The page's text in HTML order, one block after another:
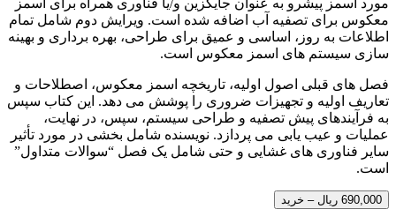
مورد اسمز پیشرو به عنوان جایگزین و/یا فناوری همراه برای اسمز
معکوس برای تصفیه آب اضافه شده است. ویرایش دوم شامل تمام
اطلاعات به روز، اساسی و عمیق برای طراحی، بهره برداری و بهینه
سازی سیستم های اسمز معکوس است.
فصل های قبلی اصول اولیه، تاریخچه اسمز معکوس، اصطلاحات و
تعاریف اولیه و تجهیزات ضروری را پوشش می دهد. این کتاب سپس
به فرآیندهای پیش تصفیه و طراحی سیستم، سپس، در نهایت،
عملیات و عیب یابی می پردازد. نویسنده شامل بخشی در مورد تأثیر
سایر فناوری های غشایی و حتی شامل یک فصل “سوالات متداول”
است.
690,000 ریال – خرید